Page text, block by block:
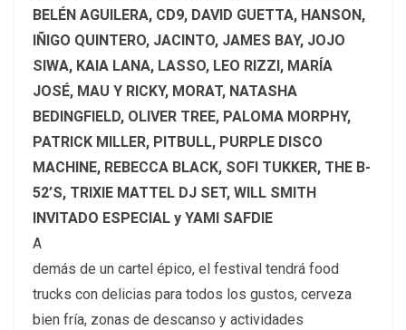
BELÉN AGUILERA, CD9, DAVID GUETTA, HANSON,
IÑIGO QUINTERO, JACINTO, JAMES BAY, JOJO
SIWA, KAIA LANA, LASSO, LEO RIZZI, MARÍA
JOSÉ, MAU Y RICKY, MORAT, NATASHA
BEDINGFIELD, OLIVER TREE, PALOMA MORPHY,
PATRICK MILLER, PITBULL, PURPLE DISCO
MACHINE, REBECCA BLACK, SOFI TUKKER, THE B-
52’S, TRIXIE MATTEL DJ SET, WILL SMITH
INVITADO ESPECIAL y YAMI SAFDIE
A
demás de un cartel épico, el festival tendrá food
trucks con delicias para todos los gustos, cerveza
bien fría, zonas de descanso y actividades